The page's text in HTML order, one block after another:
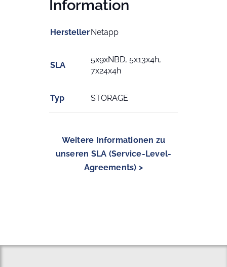
Information
HerstellerNetapp
SLA
5x9xNBD, 5x13x4h,
7x24x4h
Typ STORAGE
Weitere Informationen zu
unseren SLA (Service-Level-
Agreements) >